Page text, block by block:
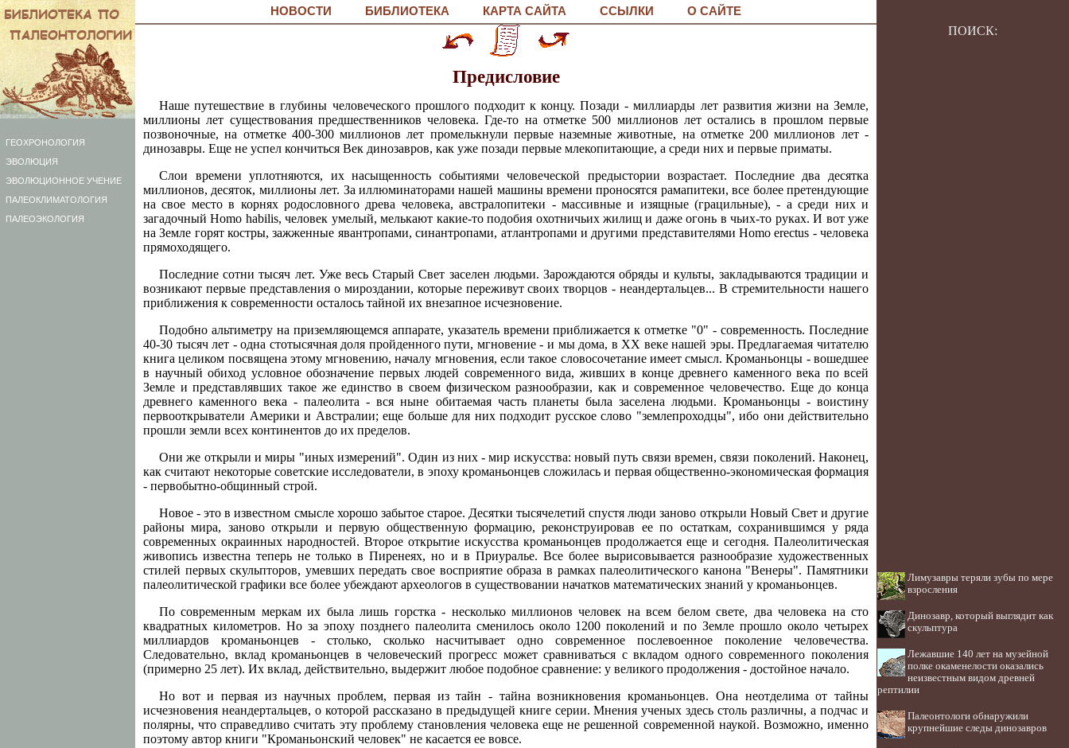
НОВОСТИ БИБЛИОТЕКА КАРТА САЙТА ССЫЛКИ О САЙТЕ
ГЕОХРОНОЛОГИЯ
ЭВОЛЮЦИЯ
ЭВОЛЮЦИОННОЕ УЧЕНИЕ
ПАЛЕОКЛИМАТОЛОГИЯ
ПАЛЕОЭКОЛОГИЯ
Предисловие
Наше путешествие в глубины человеческого прошлого подходит к концу. Позади - миллиарды лет развития жизни на Земле,
миллионы лет существования предшественников человека. Где-то на отметке 500 миллионов лет остались в прошлом первые
позвоночные, на отметке 400-300 миллионов лет промелькнули первые наземные животные, на отметке 200 миллионов лет -
динозавры. Еще не успел кончиться Век динозавров, как уже позади первые млекопитающие, а среди них и первые приматы.
Слои времени уплотняются, их насыщенность событиями человеческой предыстории возрастает. Последние два десятка
миллионов, десяток, миллионы лет. За иллюминаторами нашей машины времени проносятся рамапитеки, все более претендующие
на свое место в корнях родословного древа человека, австралопитеки - массивные и изящные (грацильные), - а среди них и
загадочный Homo habilis, человек умелый, мелькают какие-то подобия охотничьих жилищ и даже огонь в чьих-то руках. И вот уже
на Земле горят костры, зажженные явантропами, синантропами, атлантропами и другими представителями Homo erectus - человека
прямоходящего.
Последние сотни тысяч лет. Уже весь Старый Свет заселен людьми. Зарождаются обряды и культы, закладываются традиции и
возникают первые представления о мироздании, которые переживут своих творцов - неандертальцев... В стремительности нашего
приближения к современности осталось тайной их внезапное исчезновение.
Подобно альтиметру на приземляющемся аппарате, указатель времени приближается к отметке "0" - современность. Последние
40-30 тысяч лет - одна стотысячная доля пройденного пути, мгновение - и мы дома, в XX веке нашей эры. Предлагаемая читателю
книга целиком посвящена этому мгновению, началу мгновения, если такое словосочетание имеет смысл. Кроманьонцы - вошедшее
в научный обиход условное обозначение первых людей современного вида, живших в конце древнего каменного века по всей
Земле и представлявших такое же единство в своем физическом разнообразии, как и современное человечество. Еще до конца
древнего каменного века - палеолита - вся ныне обитаемая часть планеты была заселена людьми. Кроманьонцы - воистину
первооткрыватели Америки и Австралии; еще больше для них подходит русское слово "землепроходцы", ибо они действительно
прошли земли всех континентов до их пределов.
Они же открыли и миры "иных измерений". Один из них - мир искусства: новый путь связи времен, связи поколений. Наконец,
как считают некоторые советские исследователи, в эпоху кроманьонцев сложилась и первая общественно-экономическая формация
- первобытно-общинный строй.
Новое - это в известном смысле хорошо забытое старое. Десятки тысячелетий спустя люди заново открыли Новый Свет и другие
районы мира, заново открыли и первую общественную формацию, реконструировав ее по остаткам, сохранившимся у ряда
современных окраинных народностей. Второе открытие искусства кроманьонцев продолжается еще и сегодня. Палеолитическая
живопись известна теперь не только в Пиренеях, но и в Приуралье. Все более вырисовывается разнообразие художественных
стилей первых скульпторов, умевших передать свое восприятие образа в рамках палеолитического канона "Венеры". Памятники
палеолитической графики все более убеждают археологов в существовании начатков математических знаний у кроманьонцев.
По современным меркам их была лишь горстка - несколько миллионов человек на всем белом свете, два человека на сто
квадратных километров. Но за эпоху позднего палеолита сменилось около 1200 поколений и по Земле прошло около четырех
миллиардов кроманьонцев - столько, сколько насчитывает одно современное послевоенное поколение человечества.
Следовательно, вклад кроманьонцев в человеческий прогресс может сравниваться с вкладом одного современного поколения
(примерно 25 лет). Их вклад, действительно, выдержит любое подобное сравнение: у великого продолжения - достойное начало.
Но вот и первая из научных проблем, первая из тайн - тайна возникновения кроманьонцев. Она неотделима от тайны
исчезновения неандертальцев, о которой рассказано в предыдущей книге серии. Мнения ученых здесь столь различны, а подчас и
полярны, что справедливо считать эту проблему становления человека еще не решенной современной наукой. Возможно, именно
поэтому автор книги "Кроманьонский человек" не касается ее вовсе.
ПОИСК:
Лимузавры теряли зубы по мере
взросления
Динозавр, который выглядит как
скульптура
Лежавшие 140 лет на музейной
полке окаменелости оказались
неизвестным видом древней
рептилии
Палеонтологи обнаружили
крупнейшие следы динозавров